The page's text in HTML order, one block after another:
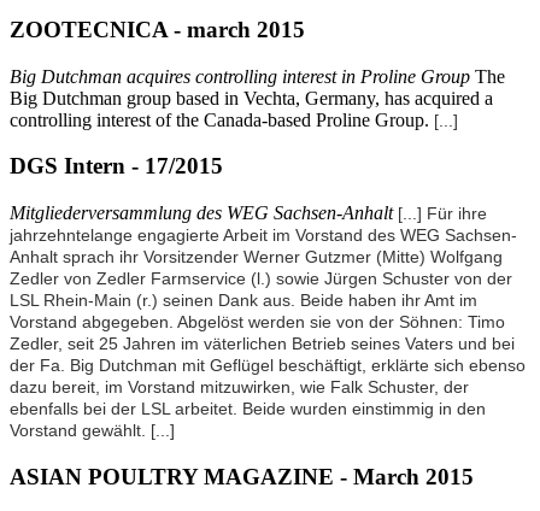
ZOOTECNICA - march 2015
Big Dutchman acquires controlling interest in Proline Group The
Big Dutchman group based in Vechta, Germany, has acquired a
controlling interest of the Canada-based Proline Group. [...]
DGS Intern - 17/2015
Mitgliederversammlung des WEG Sachsen-Anhalt [...] Für ihre
jahrzehntelange engagierte Arbeit im Vorstand des WEG Sachsen-
Anhalt sprach ihr Vorsitzender Werner Gutzmer (Mitte) Wolfgang
Zedler von Zedler Farmservice (l.) sowie Jürgen Schuster von der
LSL Rhein-Main (r.) seinen Dank aus. Beide haben ihr Amt im
Vorstand abgegeben. Abgelöst werden sie von der Söhnen: Timo
Zedler, seit 25 Jahren im väterlichen Betrieb seines Vaters und bei
der Fa. Big Dutchman mit Geflügel beschäftigt, erklärte sich ebenso
dazu bereit, im Vorstand mitzuwirken, wie Falk Schuster, der
ebenfalls bei der LSL arbeitet. Beide wurden einstimmig in den
Vorstand gewählt. [...]
ASIAN POULTRY MAGAZINE - March 2015